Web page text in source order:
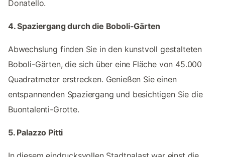
Donatello.
4. Spaziergang durch die Boboli-Gärten
Abwechslung finden Sie in den kunstvoll gestalteten
Boboli-Gärten, die sich über eine Fläche von 45.000
Quadratmeter erstrecken. Genießen Sie einen
entspannenden Spaziergang und besichtigen Sie die
Buontalenti-Grotte.
5. Palazzo Pitti